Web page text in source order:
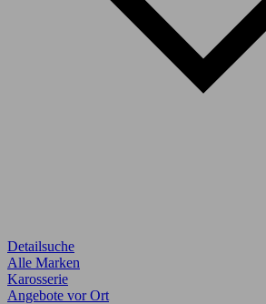
Detailsuche
Alle Marken
Karosserie
Angebote vor Ort